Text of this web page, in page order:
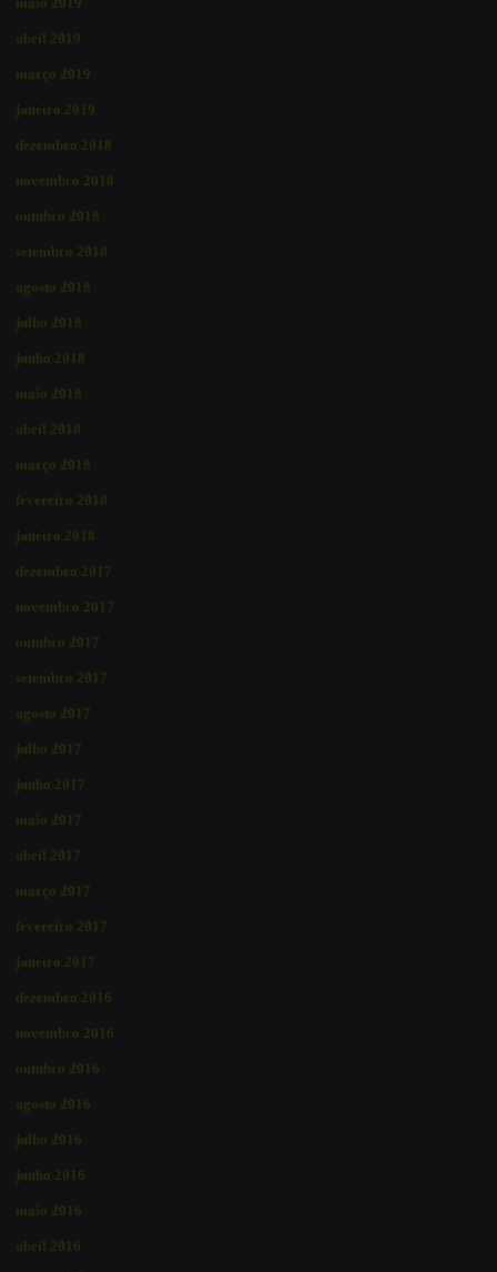
abril 2019
março 2019
janeiro 2019
dezembro 2018
novembro 2018
outubro 2018
setembro 2018
agosto 2018
julho 2018
junho 2018
maio 2018
abril 2018
março 2018
fevereiro 2018
janeiro 2018
dezembro 2017
novembro 2017
outubro 2017
setembro 2017
agosto 2017
julho 2017
junho 2017
maio 2017
abril 2017
março 2017
fevereiro 2017
janeiro 2017
dezembro 2016
novembro 2016
outubro 2016
agosto 2016
julho 2016
junho 2016
maio 2016
abril 2016